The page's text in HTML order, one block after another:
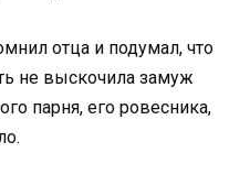
отца и подумал, что
не выскочила замуж
парня, его ровесника,